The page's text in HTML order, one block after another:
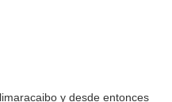
y desde entonces